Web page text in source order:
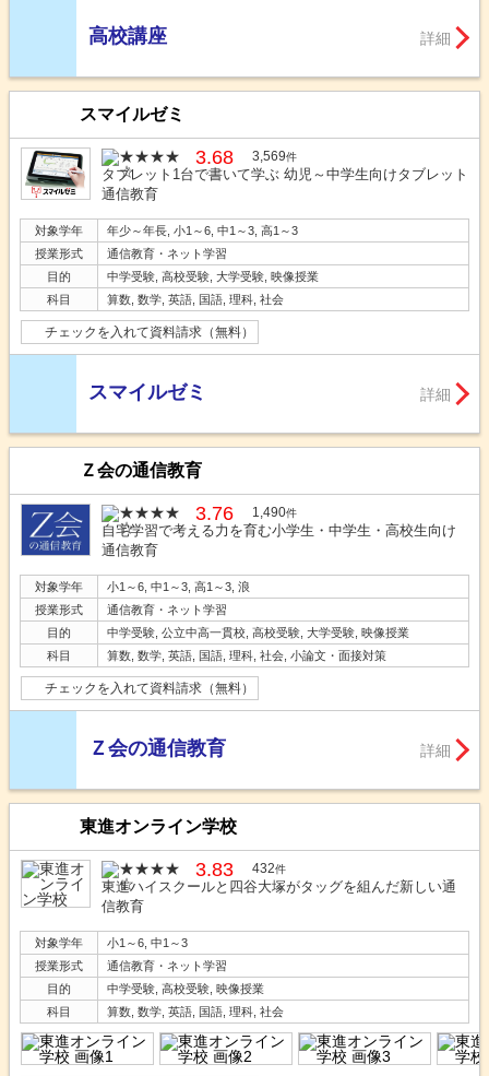
高校講座 詳細
スマイルゼミ
3.68 3,569件
タブレット1台で書いて学ぶ 幼児～中学生向けタブレット
通信教育
対象学年
年少～年長, 小1～6, 中1～3, 高1～3
授業形式
通信教育・ネット学習
目的
中学受験, 高校受験, 大学受験, 映像授業
科目
算数, 数学, 英語, 国語, 理科, 社会
チェックを入れて資料請求（無料）
スマイルゼミ 詳細
Ｚ会の通信教育
3.76 1,490件
自宅学習で考える力を育む小学生・中学生・高校生向け
通信教育
対象学年
小1～6, 中1～3, 高1～3, 浪
授業形式
通信教育・ネット学習
目的
中学受験, 公立中高一貫校, 高校受験, 大学受験, 映像授業
科目
算数, 数学, 英語, 国語, 理科, 社会, 小論文・面接対策
チェックを入れて資料請求（無料）
Ｚ会の通信教育 詳細
東進オンライン学校
3.83 432件
東進ハイスクールと四谷大塚がタッグを組んだ新しい通
信教育
対象学年
小1～6, 中1～3
授業形式
通信教育・ネット学習
目的
中学受験, 高校受験, 映像授業
科目
算数, 数学, 英語, 国語, 理科, 社会